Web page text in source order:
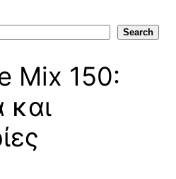
Search
Mix 150: